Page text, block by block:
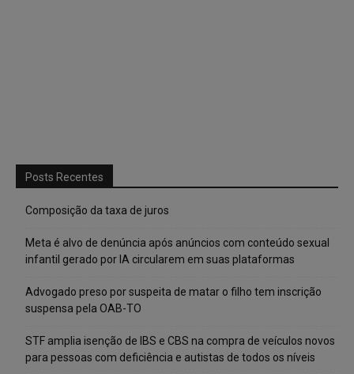
Posts Recentes
Composição da taxa de juros
Meta é alvo de denúncia após anúncios com conteúdo sexual
infantil gerado por IA circularem em suas plataformas
Advogado preso por suspeita de matar o filho tem inscrição
suspensa pela OAB-TO
STF amplia isenção de IBS e CBS na compra de veículos novos
para pessoas com deficiência e autistas de todos os níveis